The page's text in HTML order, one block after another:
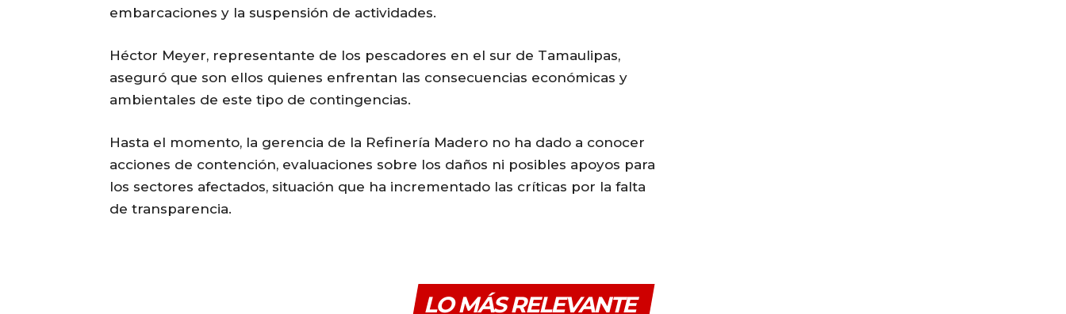
embarcaciones y la suspensión de actividades.
Héctor Meyer, representante de los pescadores en el sur de Tamaulipas,
aseguró que son ellos quienes enfrentan las consecuencias económicas y
ambientales de este tipo de contingencias.
Hasta el momento, la gerencia de la Refinería Madero no ha dado a conocer
acciones de contención, evaluaciones sobre los daños ni posibles apoyos para
los sectores afectados, situación que ha incrementado las críticas por la falta
de transparencia.
LO MÁS RELEVANTE